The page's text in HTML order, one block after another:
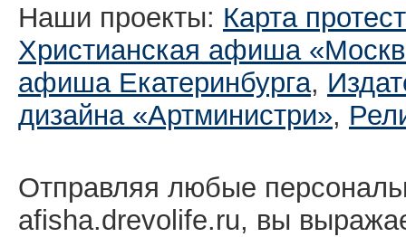
Наши проекты: Карта
Христианская афиша
афиша Екатеринбургa,
дизайна «Артминистри»,
Отправляя любые
afisha.drevolife.ru, вы